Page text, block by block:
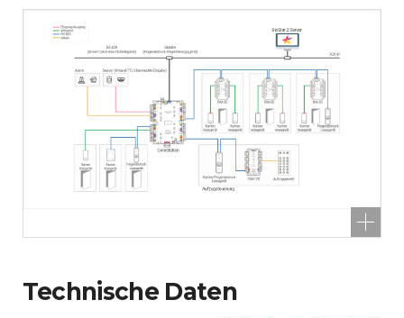
Technische Daten